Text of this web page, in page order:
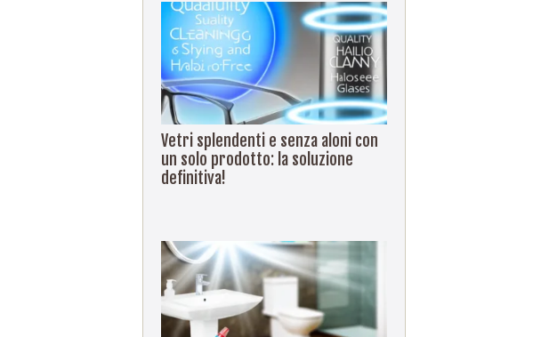
Vetri splendenti e senza aloni con
un solo prodotto: la soluzione
definitiva!